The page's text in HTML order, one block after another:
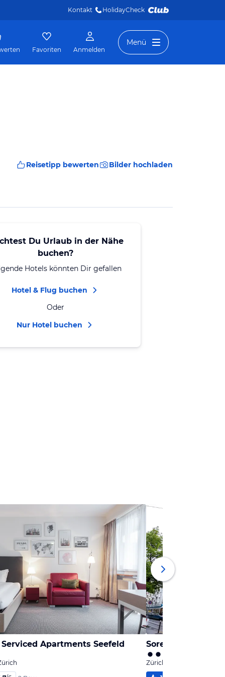
Kontakt HolidayCheck
Favoriten Anmelden
Menü
Reisetipp bewerten Bilder hochladen
Du Urlaub in der Nähe
buchen?
Hotels könnten Dir gefallen
Hotel & Flug buchen
Oder
Nur Hotel buchen
Serviced Apartments Seefeld Sorell Hotel
Zürich, Kanton Zürich